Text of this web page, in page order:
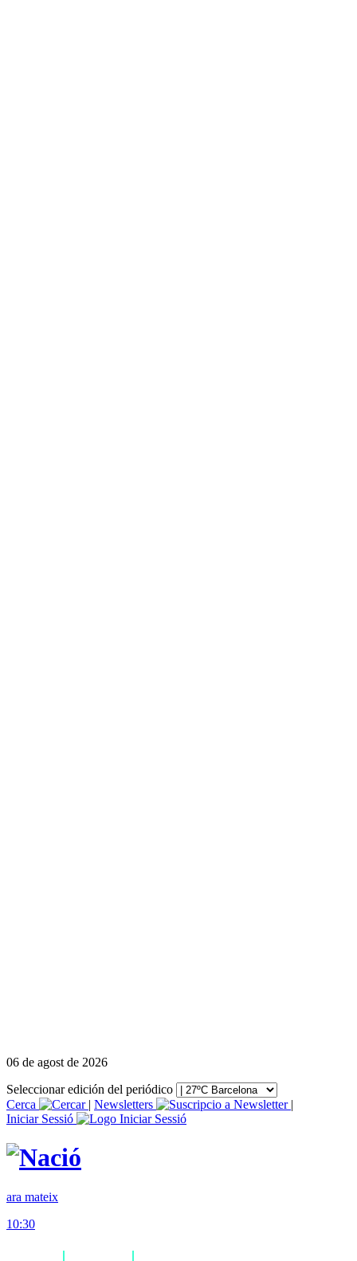
06 de agost de 2026
Seleccionar edición del periódico
Cerca
| Newsletters
|
Iniciar Sessió
ara mateix
10:30